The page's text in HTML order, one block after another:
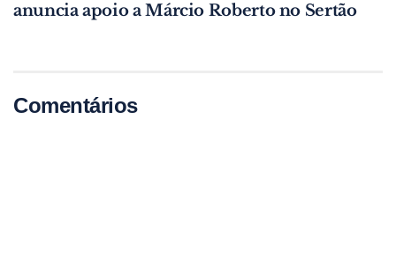
anuncia apoio a Márcio Roberto no Sertão
Comentários